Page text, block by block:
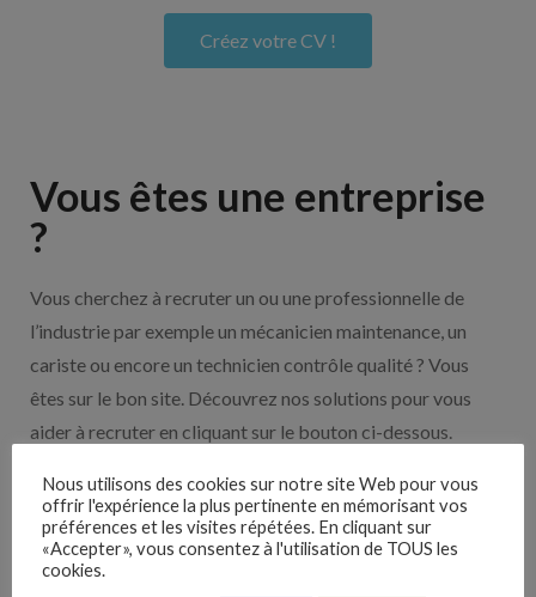
Créez votre CV !
Vous êtes une entreprise
?
Vous cherchez à recruter un ou une professionnelle de
l’industrie par exemple un mécanicien maintenance, un
cariste ou encore un technicien contrôle qualité ? Vous
êtes sur le bon site. Découvrez nos solutions pour vous
aider à recruter en cliquant sur le bouton ci-dessous.
Nos solutions entreprises
Découvrez nos partenaires ! Moteurs de recherches,
Nous utilisons des cookies sur notre site Web pour vous
offrir l'expérience la plus pertinente en mémorisant vos
préférences et les visites répétées. En cliquant sur
«Accepter», vous consentez à l'utilisation de TOUS les
cookies.